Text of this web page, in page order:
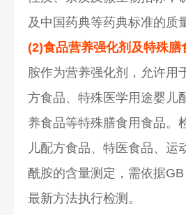
及中国药典等药典标准的质
(2)食品营养强化剂及特殊膳
胺作为营养强化剂，允许用
方食品、特殊医学用途婴儿
养食品等特殊膳食用食品。
儿配方食品、特医食品、运
酰胺的含量测定，需依据
最新方法执行检测。